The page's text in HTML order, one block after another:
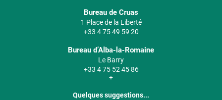
Bureau de Cruas
1 Place de la Liberté
+33 4 75 49 59 20
Bureau d’Alba-la-Romaine
Le Barry
+33 4 75 52 45 86
+
Quelques suggestions...